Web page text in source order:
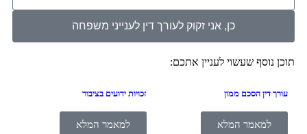
כן, אני זקוק לעורך דין לענייני משפחה
תוכן נוסף שעשוי לעניין אתכם:
עורך דין הסכם ממון
למאמר המלא
זכויות ידועים בציבור
למאמר המלא